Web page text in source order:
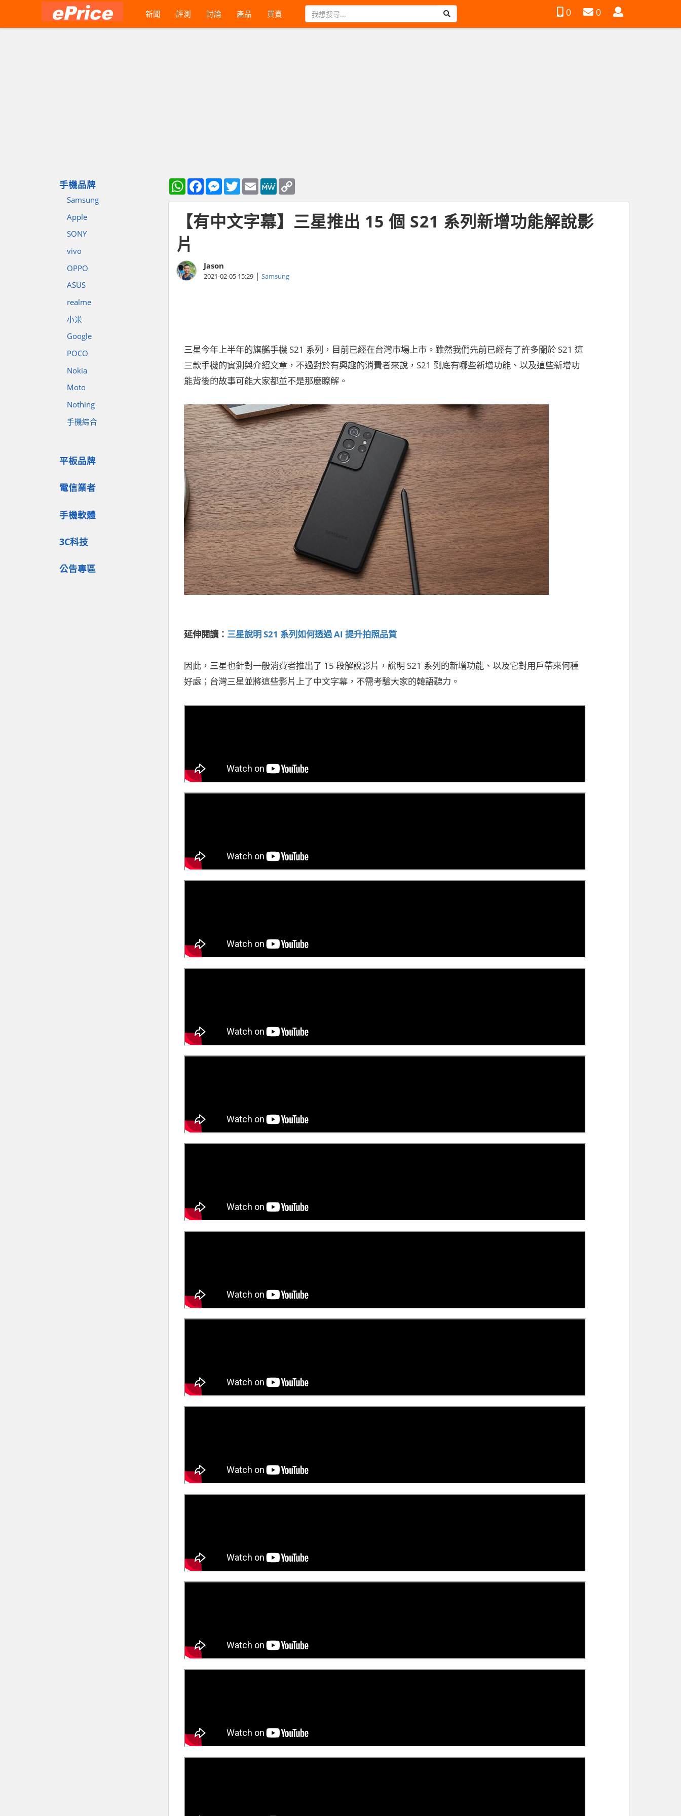
新聞 評測 討論 產品 買賣 0 0
會
手機品牌
Samsung
Apple
SONY
vivo
OPPO
ASUS
realme
小米
Google
POCO
Nokia
Moto
Nothing
手機綜合
平板品牌
電信業者
手機軟體
3C科技
公告專區
WhatsAppFacebookMessenger
TwitterEmail MeWe
【有中文字幕】三星推出 15 個 S21 系列新增功能解說影
片
Jason
2021-02-05 15:29 | Samsung
三星今年上半年的旗艦手機 S21 系列，目前已經在台灣市場上市。雖然我們先前已經有了許多關於 S21 這
三款手機的實測與介紹文章，不過對於有興趣的消費者來說，S21 到底有哪些新增功能、以及這些新增功
能背後的故事可能大家都並不是那麼瞭解。
延伸閱讀： 三星說明 S21 系列如何透過 AI 提升拍照品質
因此，三星也針對一般消費者推出了 15 段解說影片，說明 S21 系列的新增功能、以及它對用戶帶來何種
好處；台灣三星並將這些影片上了中文字幕，不需考驗大家的韓語聽力。